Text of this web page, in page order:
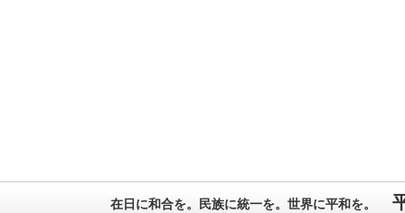
在日に和合を。民族に統一を。世界に平和を。